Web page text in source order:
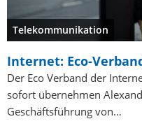
Telekommunikation
Internet: Eco-
Der Eco Verband der
sofort übernehmen
Geschäftsführung von…